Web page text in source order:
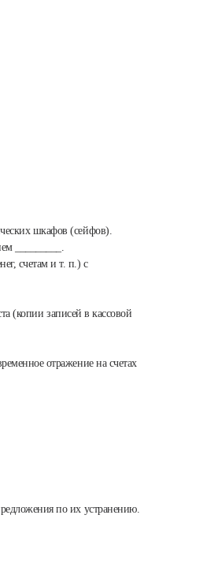
шкафов (сейфов).
_________.
счетам и т. п.) с
(копии записей в кассовой
отражение на счетах
по их устранению.